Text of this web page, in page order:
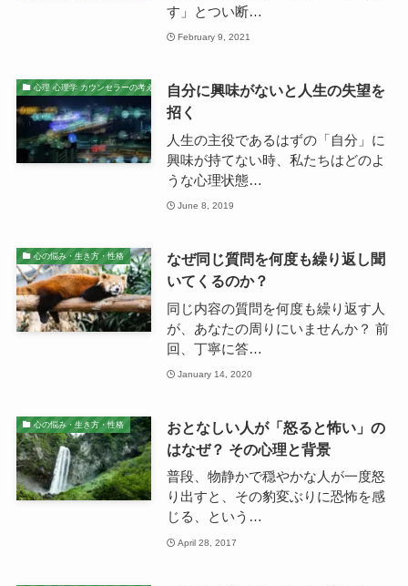
す」とつい断…
February 9, 2021
心理 心理学 カウンセラーの考え
自分に興味がないと人生の失望を
招く
人生の主役であるはずの「自分」に
興味が持てない時、私たちはどのよ
うな心理状態…
June 8, 2019
心の悩み・生き方・性格
なぜ同じ質問を何度も繰り返し聞
いてくるのか？
同じ内容の質問を何度も繰り返す人
が、あなたの周りにいませんか？ 前
回、丁寧に答…
January 14, 2020
心の悩み・生き方・性格
おとなしい人が「怒ると怖い」の
はなぜ？ その心理と背景
普段、物静かで穏やかな人が一度怒
り出すと、その豹変ぶりに恐怖を感
じる、という…
April 28, 2017